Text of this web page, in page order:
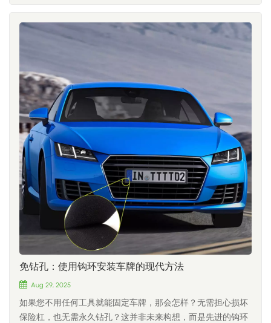
金属或塑料扣可选，还可根据要求定制尺寸。可重复密封包装
胶带 — Easy-Seal封条专为食品行业的软包装而设计，适用于
宠物食品、咖啡、零食和干货等。它是拉链封口的可持续、可
可持续性和消费者便利性，适用于现代包装封盖。双面扎带 —
这些自粘式扎带一面是钩面，另一面是毛面。经久耐用，可承
受超过10000次开合循环，非常适合办公室、工作室和工业场
所的线缆管理。 双面魔术贴扎带 — 提供 12 种颜色，宽度从 8
毫米到 150 毫米不等。弹性束带 — 对于需要弹性的运动、医疗
和汽车应用，CCH 的弹性绑带兼具弹性和可靠的固定性。弹性
钩环式束紧带 — 采用符合欧盟ROHS标准的环保材料制成，柔
软安全，可直接接触皮肤。自制蚊帐胶带 — 一款非常受欢迎的
产品，让房主无需任何工具即可在几分钟内安装防虫纱窗。自
制窗户防蝇纱窗 — 可轻松裁剪至所需尺寸，并使用附带的胶带
牢固粘贴。 5. 质量保证：选择供应商时应注意哪些方面在为
OEM生产采购钩环产品时，质量一致性至关重要：ISO 9001认
证 — CCH 在所有生产阶段都实行 ISO 9001 认证的质量管理，
从原材料检验到最终发货。循环寿命 — 对于可重复使用的应
用，请寻找能够承受至少 5,000 至 10,000 次开合循环的产品。
粘合性能 — 橡胶基粘合剂通常在一小时内达到 80% 的粘合强
度，并在 24 小时内达到完全强度。 结论选择合适的魔术贴并
尚和简约。2. 拉链：核心优势和局限性优势：有效密封：形成
连续屏障，更好地抵御风沙。相对安静：开合动作流畅，噪音
极小，适合安静的环境。 局限性：固定式调整：只能在预定的
卡滞、滑块脱轨或齿轮损坏，这可能导致整个系统故障。技能
要求：需要双手操作，并具备一定的灵巧性才能流畅操作。 3.
如何快速选择？如果符合以下条件，请优先选择钩环式连接：
您的产品需要精确调节（例如，运动护具、康复设备）。易用
性和包容性是首要考虑因素（例如，童鞋、老年人服装）。您
需要高强度的粘合和优异的抗剪切性能。 如果符合以下条件，
则优先使用拉链：您的产品需要简洁的线条和时尚的外观（例
如，时尚的外套、行李箱）。密封和防风防水是至关重要的要
求。使用场景需要安静的环境。 巧妙的解决方案：在许多产品
中，这两种方法可以相辅相成。例如，使用拉链作为主要闭合
方式，以确保外观美观和密封性，而在需要快速调节的部位
（例如袖口或裤脚）则使用魔术贴。 在 CCH 钩环, 我们是这方
面的专家。我们帮助制造商和品牌利用魔术贴的最佳特性——
可调节、易用、耐用——来打造更好的产品。
免钻孔：使用钩环安装车牌的现代方法
Aug 29, 2025
如果您不用任何工具就能固定车牌，那会怎样？无需担心损坏
保险杠，也无需永久钻孔？这并非未来构想，而是先进的钩环